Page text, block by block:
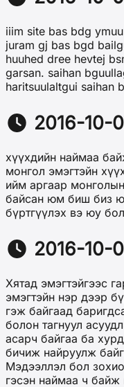
iiim site bas bdg
juram gj bas bgd
huuhed dree hevtej
garsan. saihan
haritsuulaltgui saihan
2016-10-
хүүхдийн наймаа
монгол эмэгтэйн
ийм аргаар
байсан юм биш биз
бүртгүүлэх вэ юу
2016-10-
Хятад эмэгтэйгээс
эмэгтэйн нэр дээр
гэж байгаад
болон тагнуул
асарч байгаа ба
бичиж найруулж
Мэдээллэл бол
гэсэн наймаа ч